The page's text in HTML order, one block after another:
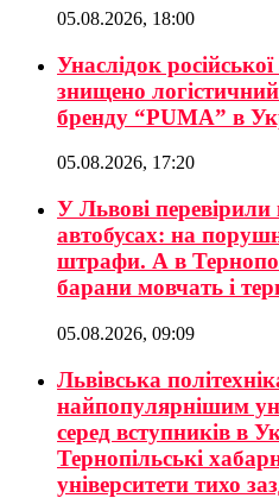
05.08.2026, 18:00
Унаслідок
знищено
бренду “PUMA” в
05.08.2026, 17:20
У Львові перевірили
автобусах: на
штрафи. А в
барани мовчать і
05.08.2026, 09:09
Львівська
найпопулярнішим
серед вступників в
Тернопільські
університети тихо